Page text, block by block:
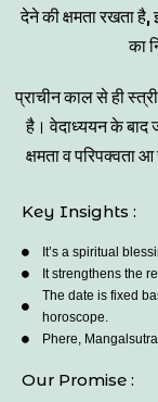
देने की क्षमता रखता है,
का
प्राचीन काल से ही
है। वेदाध्ययन के बाद
क्षमता व परिपक्वता
Key Insights :
It’s a spiritual
It strengthens the
The date is fixed
horoscope.
Phere,
Our Promise :